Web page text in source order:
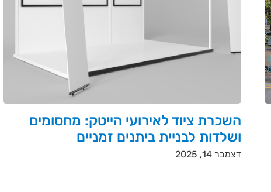
השכרת ציוד לאירועי הייטק: מחסומים
ושלדות לבניית ביתנים זמניים
דצמבר 14, 2025